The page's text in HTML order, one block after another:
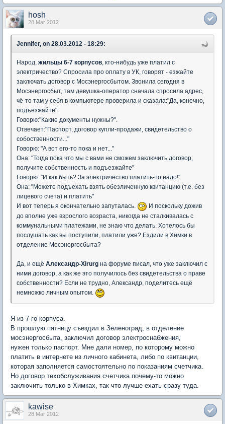
hosh
28 Mar 2012
Jennifer, on 28.03.2012 - 18:29:
Народ, жильцы 6-7 корпусов, кто-нибудь уже платил с
электричество? Спросила про оплату в УК, говорят - езжайте
заключать договор с Мосэнергосбытом. Звонила сегодня в
Мосэнергосбыт, там девушка-оператор сначала спросила адрес,
чё-то там у себя в компьютере проверила и сказала:"Да, конечно,
подъезжайте".
Говорю:"Какие документы нужны?".
Отвечает:"Паспорт, договор купли-продажи, свидетельство о
собоственности..."
Говорю: "А вот его-то пока и нет..."
Она: "Тогда пока что мы с вами не сможем заключить договор,
получите собственность и подъезжайте"
Говорю: "И как быть? За электричество платить-то надо!"
Она: "Можете подъехать взять обезличенную квитанцию (т.е. без
лицевого счета) и платить"
И вот теперь я окончательно запуталась.
И поскольку дожив
до вполне уже взрослого возраста, никогда не сталкивалась с
коммунальными платежами, не знаю что делать. Хотелось бы
послушать как вы поступили, платили уже? Ездили в Химки в
отделение Мосэнергосбыта?
Да, и ещё Александр-Xirurg на форуме писал, что уже заключил с
ними договор, а как же это получилось без свидетельства о праве
собственности? Если не трудно, Александр, поделитесь ещё
немножко личным опытом.
Я из 7-го корпуса.
В прошлую пятницу съездил в Зеленоград, в отделение
мосэнергосбыта, заключил договор электроснабжения,
нужен только паспорт. Мне дали номер, по которому можно
платить в интернете из личного кабинета, либо по квитанции,
которая заполняется самостоятельно по показаниям счетчика.
Но договор техобслуживания счетчика почему-то можно
заключить только в Химках, так что лучше ехать сразу туда.
kawise
28 Mar 2012